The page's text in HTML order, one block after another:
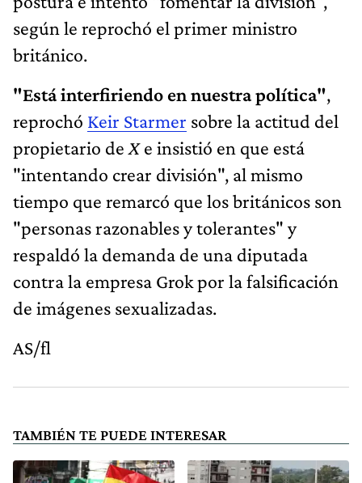
según le reprochó el primer ministro
británico.
"Está interfiriendo en nuestra política",
reprochó Keir Starmer sobre la actitud del
propietario de Xe insistió en que está
"intentando crear división", al mismo
tiempo que remarcó que los británicos son
"personas razonables y tolerantes" y
respaldó la demanda de una diputada
contra la empresa Grok por la falsificación
de imágenes sexualizadas.
AS/fl
TAMBIÉN TE PUEDE INTERESAR